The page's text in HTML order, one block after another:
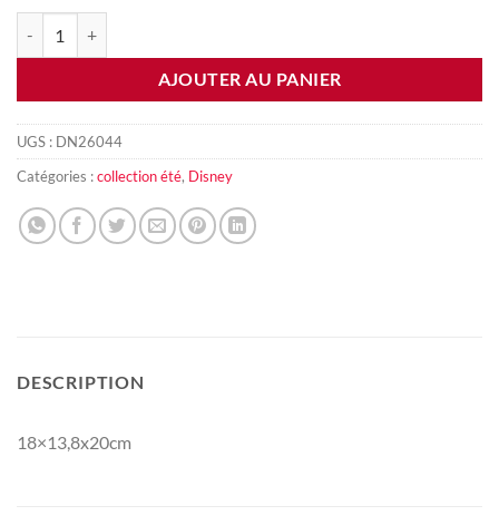
AJOUTER AU PANIER
UGS : DN26044
Catégories :collection été, Disney
DESCRIPTION
18×13,8x20cm